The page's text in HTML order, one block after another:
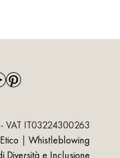
VAT IT03224300263
| Whistleblowing
Diversità e Inclusione